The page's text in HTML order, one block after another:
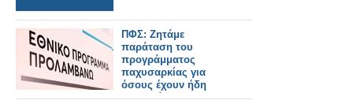
ΠΦΣ: Ζητάμε
παράταση του
προγράμματος
παχυσαρκίας για
όσους έχουν ήδη
ενταχθεί!